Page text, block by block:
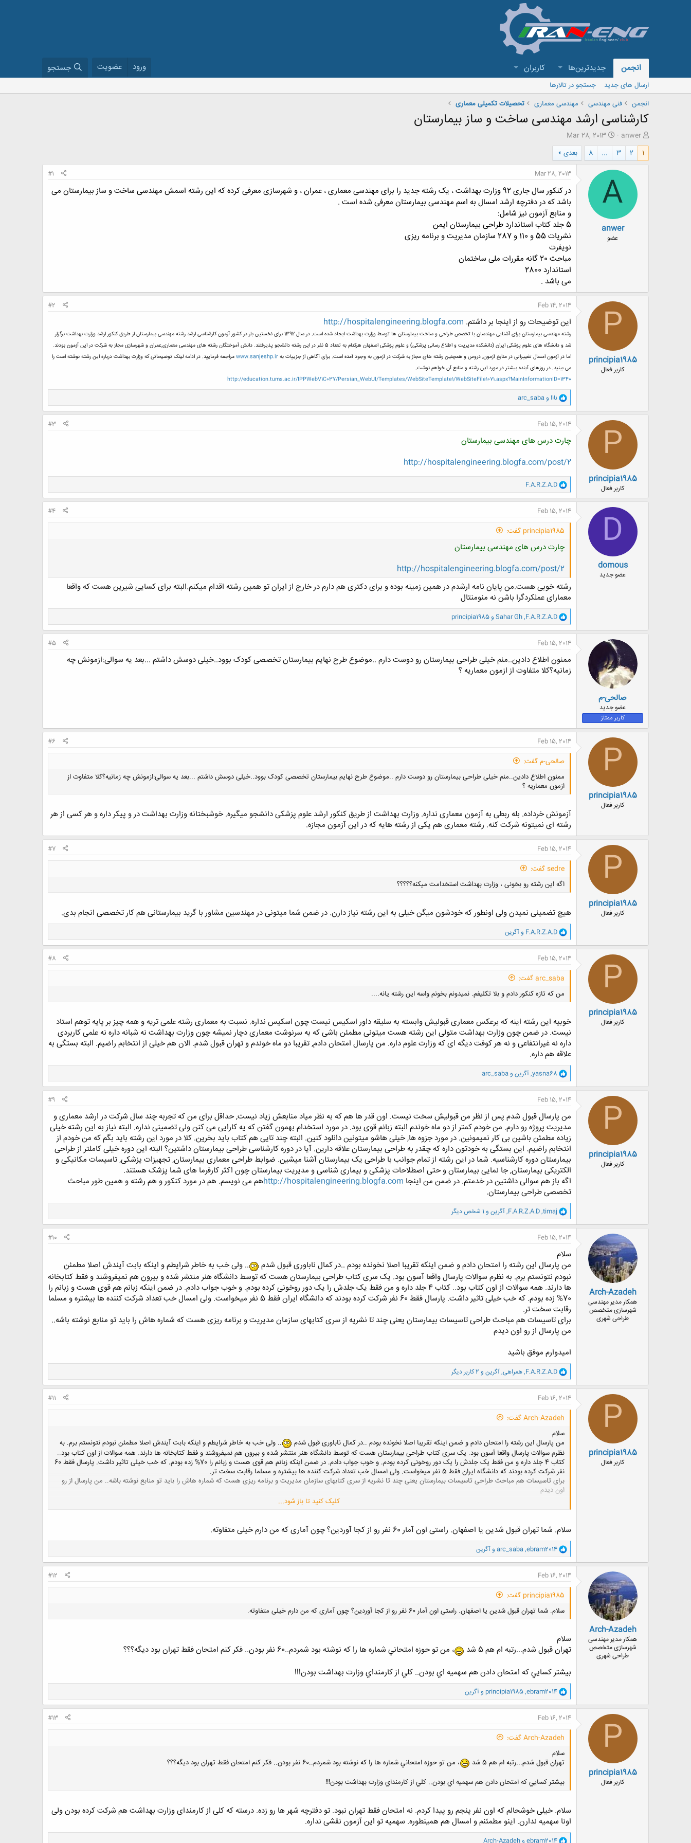
انجمن جدیدترین‌ها کاربران ورود عضویت جستجو
ارسال های جدید
جستجو در تالارها
انجمن
فنی مهندسی مهندسی معماری تحصیلات تکمیلی معماری
کارشناسی ارشد مهندسی ساخت و ساز بیمارستان
ش
ر
ع
anwer
ت
ا
ر
ی
خ
ر
و
Mar 28, 2013
1
2
3
...
8 بعدی
A
anwer
عضو
Mar 28, 2013
#1
در کنکور سال جاری 92 وزارت بهداشت ، یک رشته جدید را برای مهندسی معماری ، عمران ، و شهرسازی معرفی کرده که این رشته اسمش مهندسی ساخت و ساز بیمارستان می
باشد که در دفترچه ارشد امسال به اسم مهندسی بیمارستان معرفی شده است .
و منابع آزمون نیز شامل:
5 جلد کتاب استاندارد طراحی بیمارستان ایمن
نشریات 55 و 110 و 287 سازمان مدیریت و برنامه ریزی
نویفرت
مباحث 20 گانه مقررات ملی ساختمان
استاندارد 2800
می باشد .
P
principia1985
کاربر فعال
Feb 14, 2014
#2
این توضیحات رو از اینجا بر داشتم. http://hospitalengineering.blogfa.com
رشته مهندسی بیمارستان برای آشنایی مهندسان با تخصص طراحی و ساخت بیمارستان ها توسط وزارت بهداشت ایجاد شده است. در سال 1392 برای نخستین بار در کشور آزمون کارشناسی ارشد رشته مهندسی بیمارستان از طریق کنکور ارشد وزارت بهداشت برگزار
شد و دانشگاه های علوم پزشکی ایران (دانشکده مدیریت و اطلاع رسانی پزشکی) و علوم پزشکی اصفهان هرکدام به تعداد 5 نفر در این رشته دانشجو پذیرفتند. دانش آموختگان رشته های مهندسی معماری,عمران و شهرسازی مجاز به شرکت در این آزمون بودند.
اما در آزمون امسال تغییراتی در منابع آزمون, دروس و همچنین رشته های مجاز به شرکت در آزمون به وجود آمده است. برای آگاهی از جزییات بهwww.sanjeshp.irمراجعه فرمایید. در ادامه لینک توضیحاتی که وزارت بهداشت درباره این رشته نوشته است را
می بینید. در روزهای آینده بیشتر در مورد این رشته و منابع آن خواهم نوشت.
http://education.tums.ac.ir/IPPWebV1C037/Persian_WebUI/Templates/WebSiteTemplate1/WebSiteFile1071.aspx?MainInformationID=1340
و
ا
ک
ش
ه
ا
نااا وarc_saba
P
principia1985
کاربر فعال
Feb 15, 2014
#3
چارت درس های مهندسی بیمارستان
http://hospitalengineering.blogfa.com/post/2
و
ا
ک
ش
ا
F.A.R.Z.A.D
D
domous
عضو جدید
Feb 15, 2014
#4
principia1985 گفت:
چارت درس های مهندسی بیمارستان
http://hospitalengineering.blogfa.com/post/2
رشته خوبی هست.من پایان نامه ارشدم در همین زمینه بوده و برای دکتری هم دارم در خارج از ایران تو همین رشته اقدام میکنم.البته برای کسایی شیرین هست که واقعا
معمارای عملکردگرا باشن نه منومنتال
و
ا
ک
ش
ه
ا
:
F.A.R.Z.A.D
,
Sahar Gh وprincipia1985
صالحی-م
عضو جدید
کاربر ممتاز
Feb 15, 2014
#5
ممنون اطلاع دادین..منم خیلی طراحی بیمارستان رو دوست دارم ..موضوع طرح نهایم بیمارستان تخصصی کودک بوود..خیلی دوسش داشتم ...بعد یه سوالی:ازمونش چه
زمانیه؟کلا متفاوت از ازمون معماریه ؟
P
principia1985
کاربر فعال
Feb 15, 2014
#6
صالحی-م گفت:
ممنون اطلاع دادین..منم خیلی طراحی بیمارستان رو دوست دارم ..موضوع طرح نهایم بیمارستان تخصصی کودک بوود..خیلی دوسش داشتم ...بعد یه سوالی:ازمونش چه زمانیه؟کلا متفاوت از
ازمون معماریه ؟
آزمونش خرداده. بله ربطی به آزمون معماری نداره. وزارت بهداشت از طریق کنکور ارشد علوم پزشکی دانشجو میگیره. خوشبختانه وزارت بهداشت در و پیکر داره و هر کسی از هر
رشته ای نمیتونه شرکت کنه. رشته معماری هم یکی از رشته هایه که در این آزمون مجازه.
P
principia1985
کاربر فعال
Feb 15, 2014
#7
sedre گفت:
اگه این رشته رو بخونی ، وزارت بهداشت استخدامت میکنه؟؟؟؟؟
کلیک کنید تا باز شود...
هیچ تضمینی نمیدن ولی اونطور که خودشون میگن خیلی به این رشته نیاز دارن. در ضمن شما میتونی در مهندسین مشاور با گرید بیمارستانی هم کار تخصصی انجام بدی.
و
ا
ک
ش
ا
F.A.R.Z.A.D و آگرین
P
principia1985
کاربر فعال
Feb 15, 2014
#8
arc_saba گفت:
من که تازه کنکور دادم و بلا تکلیفم. نمیدونم بخونم واسه این رشته یانه....
خوبیه این رشته اینه که برعکس معماری قبولیش وابسته به سلیقه داور اسکیس نیست چون اسکیس نداره. نسبت به معماری رشته علمی تریه و همه چیز بر پایه توهم استاد
نیست. در ضمن چون وزارت بهداشت متولی این رشته هست میتونی مطمئن باشی که به سرنوشت معماری دچار نمیشه چون وزارت بهداشت نه شبانه داره نه علمی کاربردی
داره نه غیرانتفاعی و نه هر کوفت دیگه ای که وزارت علوم داره. من پارسال امتحان دادم, تقریبا دو ماه خوندم و تهران قبول شدم. الان هم خیلی از انتخابم راضیم. البته بستگی به
علاقه هم داره.
و
ا
ک
ش
ه
ا
:
yasna68
,آگرین وarc_saba
P
principia1985
کاربر فعال
Feb 15, 2014
#9
من پارسال قبول شدم پس از نظر من قبولیش سخت نیست. اون قدر ها هم که به نظر میاد منابعش زیاد نیست, حداقل برای من که تجربه چند سال شرکت در ارشد معماری و
مدیریت پروژه رو دارم. من خودم کمتر از دو ماه خوندم البته زبانم قوی بود. در مورد استخدام بهمون گفتن که یه کارایی می کنن ولی تضمینی نداره. البته نیاز به این رشته خیلی
زیاده مطمئن باشین بی کار نمیمونین. در مورد جزوه ها, خیلی هاشو میتونین دانلود کنین. البته چند تایی هم کتاب باید بخرین. کلا در مورد این رشته باید بگم که من خودم از
انتخابم راضیم. این بستگی به خودتون داره که چقدر به طراحی بیمارستان علاقه دارین. آیا در دوره کارشناسی طراحی بیمارستان داشتین؟ البته این دوره خیلی کاملتر از طراحی
بیمارستان دوره کارشناسیه. شما در این رشته از تمام جوانب با طراحی یک بیمارستان آشنا میشین. ضوابط طراحی معماری بیمارستان, تجهیزات پزشکی, تاسیسات مکانیکی و
الکتریکی بیمارستان, جا نمایی بیمارستان و حتی اصطلاحات پزشکی و بیماری شناسی و مدیریت بیمارستان چون اکثر کارفرما های شما پزشک هستند.
اگه باز هم سوالی داشتین در خدمتم. در ضمن من اینجا http://hospitalengineering.blogfa.comهم می نویسم. هم در مورد کنکور و هم رشته و همین طور مباحث
تخصصی طراحی بیمارستان.
و
ا
ک
ش
ا
:
timaj
,
F.A.R.Z.A.D
,آگرین و 1 شخص دیگر
Arch-Azadeh
همکار مدیر مهندسی
شهرسازی متخصص
طراحی شهری
Feb 15, 2014
#10
سلام
من پارسال این رشته را امتحان دادم و ضمن اینکه تقریبا اصلا نخونده بودم ..در کمال ناباوری قبول شدم
.. ولی خب به خاطر شرایطم و اینکه بابت آیندش اصلا مطمئن
نبودم نتونستم برم. به نظرم سوالات پارسال واقعا آسون بود. یک سری کتاب طراحی بیمارستان هست که توسط دانشگاه هنر منتشر شده و بیرون هم نمیفروشند و فقط کتابخانه
ها دارند. همه سوالات از اون کتاب بود.. کتاب 4 جلد داره و من فقط یک جلدش را یک دور روخونی کرده بودم. و خوب جواب دادم. در ضمن اینکه زبانم هم قوی هست و زبانم را
70% زده بودم. که خب خیلی تاثیر داشت. پارسال فقط 60 نفر شرکت کرده بودند که دانشگاه ایران فقط 5 نفر میخواست. ولی امسال خب تعداد شرکت کننده ها بیشتره و مسلما
رقابت سخت تر.
برای تاسیسات هم مباحث طراحی تاسیسات بیمارستان یعنی چند تا نشریه از سری کتابهای سازمان مدیریت و برنامه ریزی هست که شماره هاش را باید تو منابع نوشته باشه..
من پارسال از رو اون دیدم
امیدوارم موفق باشید
و
ا
ک
ش
ا
F.A.R.Z.A.D
,همراهی,آگرین و 2 کاربر دیگر
P
principia1985
کاربر فعال
Feb 16, 2014
#11
Arch-Azadeh گفت:
سلام
من پارسال این رشته را امتحان دادم و ضمن اینکه تقریبا اصلا نخونده بودم ..در کمال ناباوری قبول شدم
.. ولی خب به خاطر شرایطم و اینکه بابت آیندش اصلا مطمئن نبودم نتونستم برم. به
نظرم سوالات پارسال واقعا آسون بود. یک سری کتاب طراحی بیمارستان هست که توسط دانشگاه هنر منتشر شده و بیرون هم نمیفروشند و فقط کتابخانه ها دارند. همه سوالات از اون کتاب بود..
کتاب 4 جلد داره و من فقط یک جلدش را یک دور روخونی کرده بودم. و خوب جواب دادم. در ضمن اینکه زبانم هم قوی هست و زبانم را 70% زده بودم. که خب خیلی تاثیر داشت. پارسال فقط 60
نفر شرکت کرده بودند که دانشگاه ایران فقط 5 نفر میخواست. ولی امسال خب تعداد شرکت کننده ها بیشتره و مسلما رقابت سخت تر.
برای تاسیسات هم مباحث طراحی تاسیسات بیمارستان یعنی چند تا نشریه از سری کتابهای سازمان مدیریت و برنامه ریزی هست که شماره هاش را باید تو منابع نوشته باشه.. من پارسال از رو
اون دیدم
کلیک کنید تا باز شود...
سلام. شما تهران قبول شدین یا اصفهان. راستی اون آمار 60 نفر رو از کجا آوردین؟ چون آماری که من دارم خیلی متفاوته.
و
ا
ک
ش
ا
ebram2014
,
arc_saba و آگرین
Arch-Azadeh
همکار مدیر مهندسی
شهرسازی متخصص
طراحی شهری
Feb 16, 2014
#12
principia1985 گفت:
سلام. شما تهران قبول شدین یا اصفهان. راستی اون آمار 60 نفر رو از کجا آوردین؟ چون آماری که من دارم خیلی متفاوته.
کلیک کنید تا باز شود...
سلام
تهران قبول شدم...رتبه ام هم 5 شد
، من تو حوزه امتحاني شماره ها را كه نوشته بود شمردم..60 نفر بودن.. فكر كنم امتحان فقط تهران بود ديگه؟؟؟
بيشتر كسايي كه امتحان دادن هم سهميه اي بودن.. كلي از كارمنداي وزارت بهداشت بودن!!!
و
ا
ک
ش
ا
ebram2014
,
principia1985 وآگرین
P
principia1985
کاربر فعال
Feb 16, 2014
#13
Arch-Azadeh گفت:
سلام
تهران قبول شدم...رتبه ام هم 5 شد
، من تو حوزه امتحاني شماره ها را كه نوشته بود شمردم..60 نفر بودن.. فكر كنم امتحان فقط تهران بود ديگه؟؟؟
بيشتر كسايي كه امتحان دادن هم سهميه اي بودن.. كلي از كارمنداي وزارت بهداشت بودن!!!
کلیک کنید تا باز شود...
سلام. خیلی خوشحالم که اون نفر پنجم رو پیدا کردم. نه امتحان فقط تهران نبود. تو دفترچه شهر ها رو زده. درسته که کلی از کارمندای وزارت بهداشت هم شرکت کرده بودن ولی
اونا سهمیه ندارن. اینو مطمئنم و امسال هم همینطوره. سهمیه تو این آزمون نقشی نداره.
و
ebram2014 و Arch-Azadeh